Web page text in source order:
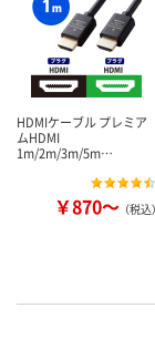
HDMIケーブル プレミア
ムHDMI
1m/2m/3m/5m…
￥870～ （税込）